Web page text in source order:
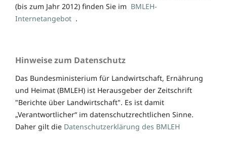
(bis zum Jahr 2012) finden Sie im BMLEH-
Internetangebot .
Hinweise zum Datenschutz
Das Bundesministerium für Landwirtschaft, Ernährung
und Heimat (BMLEH) ist Herausgeber der Zeitschrift
"Berichte über Landwirtschaft". Es ist damit
„Verantwortlicher“ im datenschutzrechtlichen Sinne.
Daher gilt die Datenschutzerklärung des BMLEH